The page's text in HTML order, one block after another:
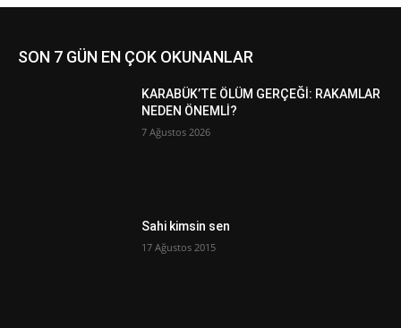
SON 7 GÜN EN ÇOK OKUNANLAR
KARABÜK’TE ÖLÜM GERÇEĞİ: RAKAMLAR
NEDEN ÖNEMLİ?
7 Ağustos 2026
Sahi kimsin sen
17 Ağustos 2015